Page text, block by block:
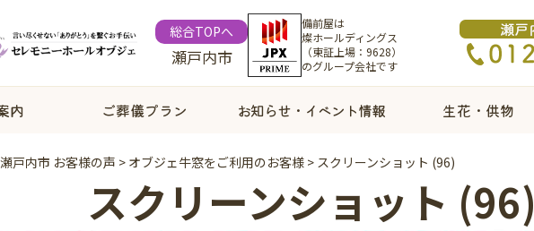
総合TOPへ
瀬戸内市
備前屋は
燦ホールディングス
（東証上場：9628）
のグループ会社です
内 ご葬儀プラン お知らせ・イベント情報 生花・供物
瀬戸内市 お客様の声 > オブジェ牛窓をご利用のお客様 > スクリーンショット (96)
スクリーンショット (96)